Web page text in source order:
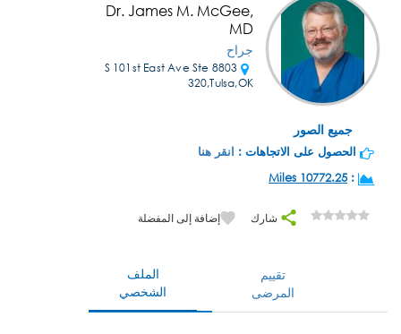
جميع الصور
Dr. James M. McGee,
MD
جراح
8803 S 101st East Ave Ste
320,Tulsa,OK
الحصول على الاتجاهات : انقر هنا
:
10772.25 Miles
شارك إضافة إلى المفضلة
الملف
الشخصي
تقييم
المرضى